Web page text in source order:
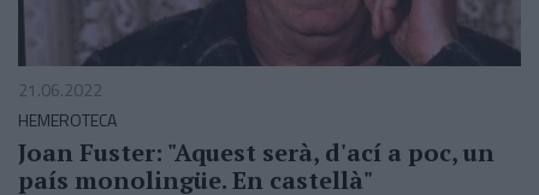
21.06.2022
HEMEROTECA
Joan Fuster: "Aquest serà, d'ací a poc, un
país monolingüe. En castellà"